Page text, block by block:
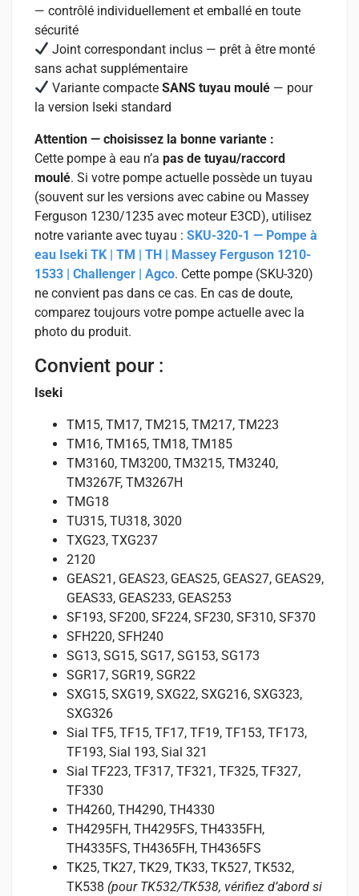
— contrôlé individuellement et emballé en toute
sécurité
Joint correspondant inclus — prêt à être monté
sans achat supplémentaire
Variante compacteSANS tuyau moulé — pour
la version Iseki standard
Attention — choisissez la bonne variante :
Cette pompe à eau n’a pas de tuyau/raccord
moulé. Si votre pompe actuelle possède un tuyau
(souvent sur les versions avec cabine ou Massey
Ferguson 1230/1235 avec moteur E3CD), utilisez
notre variante avec tuyau : SKU-320-1 — Pompe à
eau Iseki TK | TM | TH | Massey Ferguson 1210-
1533 | Challenger | Agco. Cette pompe (SKU-320)
ne convient pas dans ce cas. En cas de doute,
comparez toujours votre pompe actuelle avec la
photo du produit.
Convient pour :
Iseki
TM15, TM17, TM215, TM217, TM223
TM16, TM165, TM18, TM185
TM3160, TM3200, TM3215, TM3240,
TM3267F, TM3267H
TMG18
TU315, TU318, 3020
TXG23, TXG237
2120
GEAS21, GEAS23, GEAS25, GEAS27, GEAS29,
GEAS33, GEAS233, GEAS253
SF193, SF200, SF224, SF230, SF310, SF370
SFH220, SFH240
SG13, SG15, SG17, SG153, SG173
SGR17, SGR19, SGR22
SXG15, SXG19, SXG22, SXG216, SXG323,
SXG326
Sial TF5, TF15, TF17, TF19, TF153, TF173,
TF193, Sial 193, Sial 321
Sial TF223, TF317, TF321, TF325, TF327,
TF330
TH4260, TH4290, TH4330
TH4295FH, TH4295FS, TH4335FH,
TH4335FS, TH4365FH, TH4365FS
TK25, TK27, TK29, TK33, TK527, TK532,
TK538 (pour TK532/TK538, vérifiez d’abord si